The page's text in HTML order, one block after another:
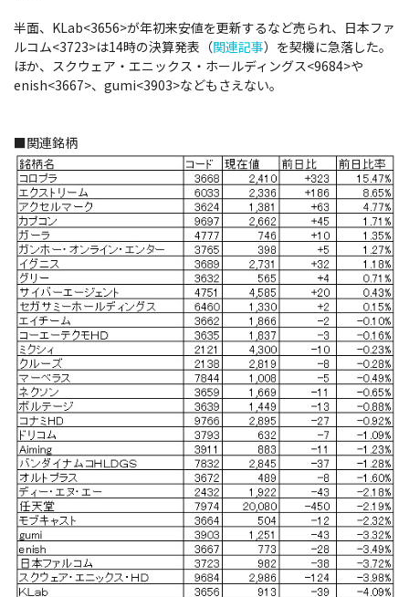
半面、KLab<3656>が年初来安値を更新するなど売られ、日本ファ
ルコム<3723>は14時の決算発表（関連記事）を契機に急落した。
ほか、スクウェア・エニックス・ホールディングス<9684>や
enish<3667>、gumi<3903>などもさえない。
■関連銘柄